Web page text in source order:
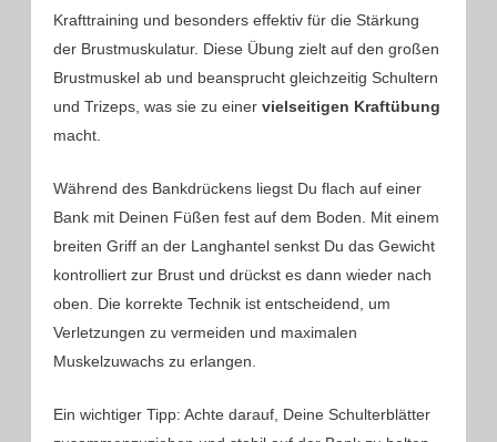
Krafttraining und besonders effektiv für die Stärkung
der Brustmuskulatur. Diese Übung zielt auf den großen
Brustmuskel ab und beansprucht gleichzeitig Schultern
und Trizeps, was sie zu einer vielseitigen Kraftübung
macht.
Während des Bankdrückens liegst Du flach auf einer
Bank mit Deinen Füßen fest auf dem Boden. Mit einem
breiten Griff an der Langhantel senkst Du das Gewicht
kontrolliert zur Brust und drückst es dann wieder nach
oben. Die korrekte Technik ist entscheidend, um
Verletzungen zu vermeiden und maximalen
Muskelzuwachs zu erlangen.
Ein wichtiger Tipp: Achte darauf, Deine Schulterblätter